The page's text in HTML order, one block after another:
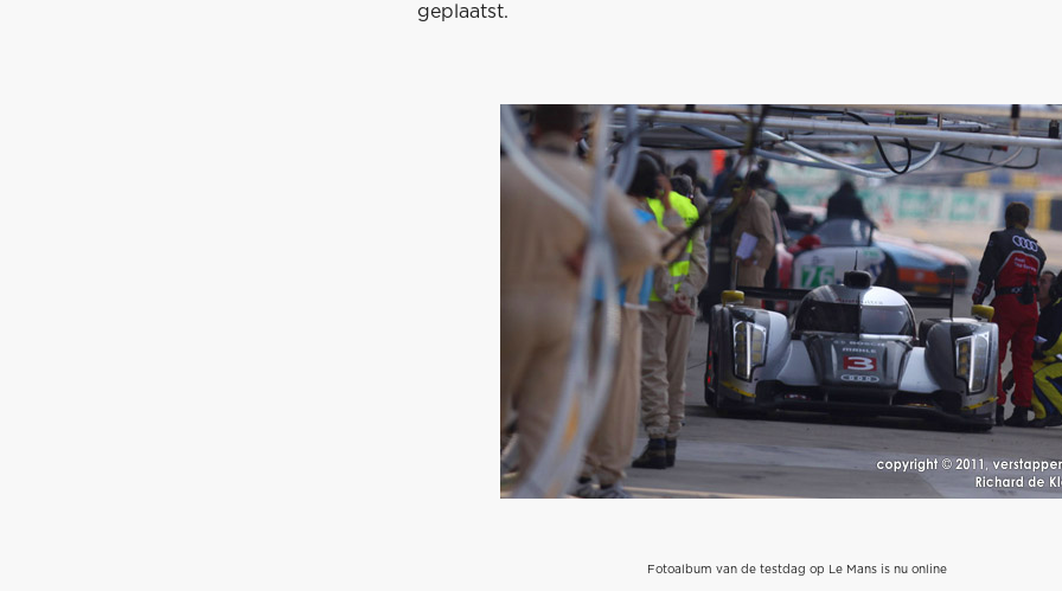
geplaatst.
Fotoalbum van de testdag op Le Mans is nu online